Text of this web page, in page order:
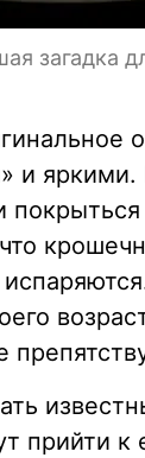
загадка
и яркими.
прийти